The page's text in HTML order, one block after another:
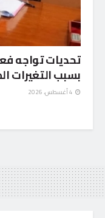
تحديات تواجه
بسبب التغيرات